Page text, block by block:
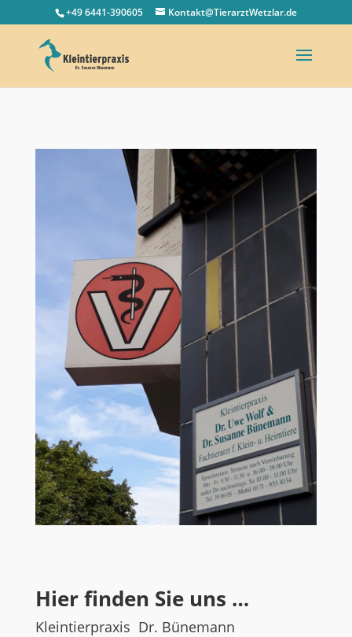
+49 6441-390605 Kontakt@TierarztWetzlar.de
Hier finden Sie uns …
Kleintierpraxis Dr. Bünemann